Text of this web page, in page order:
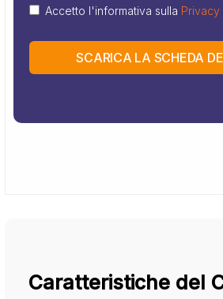
Accetto l'informativa sulla Privacy
SCARICA LA SCHEDA
Caratteristiche del